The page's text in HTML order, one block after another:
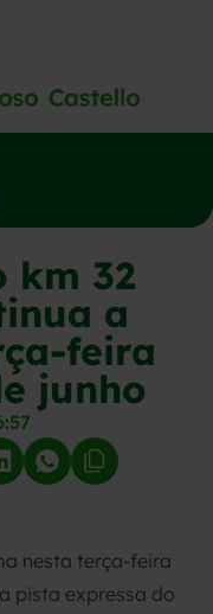
km 32
a
feira
junho
nesta terça-feira
pista expressa do